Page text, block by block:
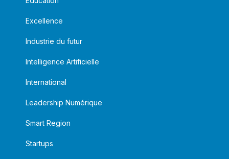
Excellence
Industrie du futur
Intelligence Artificielle
International
Leadership Numérique
Smart Region
Startups